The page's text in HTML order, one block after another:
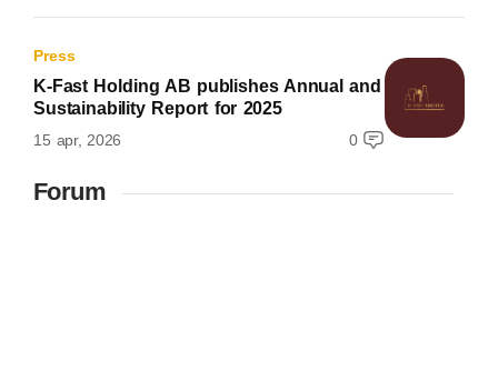
Press
K-Fast Holding AB publishes Annual and
Sustainability Report for 2025
15 apr, 2026 0
Forum